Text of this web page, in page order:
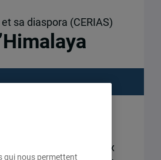
sa diaspora (CERIAS)
ces derniers jours aux
qui nous permettent